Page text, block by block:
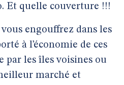
Et quelle couverture !!!
engouffrez dans les
à l’économie de ces
par les îles voisines ou
marché et